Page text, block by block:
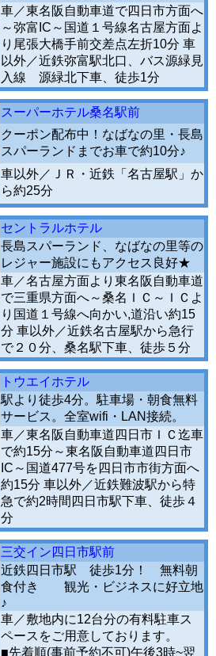
車／東名阪自動車道で四日市方面へ
～弥富IC～国道１号線名古屋方面よ
り尾張大橋手前交差点左折10分 車
以外／近鉄弥富駅北口、バス源緑見
入線 源緑北下車、徒歩1分
スーパーホテル桑名駅前
クーポン配布中！なばなの里・長島
スパーランドまでお車で約10分♪
車以外／ＪＲ・近鉄「名古屋駅」か
ら約25分
セントラルホテル
長島スパーランド、なばなの里等の
レジャー施設にもアクセス良好★
車／名古屋方面より東名阪自動車道
で三重県方面へ～桑名ＩＣ～ＩＣよ
り国道１号線へ向かい,道沿い約15
分 車以外／近鉄名古屋駅から急行
で２０分、桑名駅下車、徒歩５分
トウエイホテル
駅より徒歩4分。駐車場・朝食無料
サービス。全室wifi・LAN接続。
車／東名阪自動車道四日市ＩＣ迄車
で約15分～東名阪自動車道四日市
IC～国道477号を四日市市街方面へ
約15分 車以外／近鉄難波駅から特
急で約2時間四日市駅下車、徒歩４
分
三交イン四日市駅前
近鉄四日市駅 徒歩1分！ 無料朝
食付き 観光・ビジネスに好立地
♪
車／敷地内に12台分の有料駐車ス
ペースをご用意しております。
■先着順(事前予約不可)午後3時~翌